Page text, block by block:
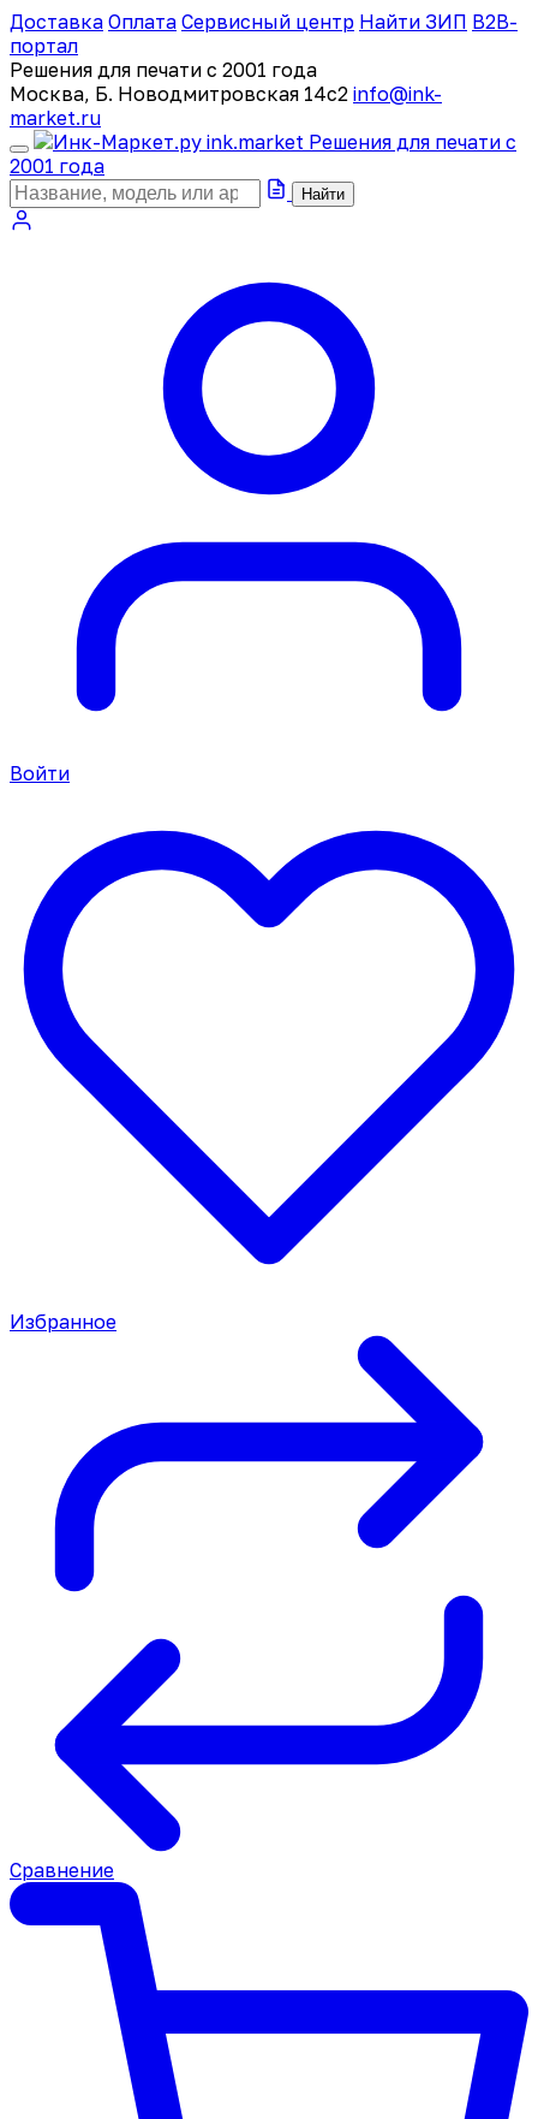
Доставка Оплата Сервисный центр Найти ЗИП B2B-
портал
Решения для печати с 2001 года
Москва, Б. Новодмитровская 14с2 info@ink-
market.ru
ink.market Решения для печати с
2001 года
Найти
Войти
Избранное
Сравнение